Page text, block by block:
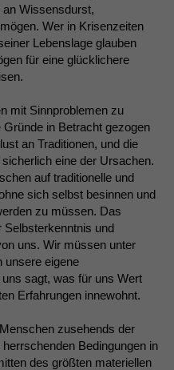
Wissensdurst,
Wer in Krisenzeiten
Lebenslage glauben
für eine glücklichere
mit Sinnproblemen zu
in Betracht gezogen
an Traditionen, und die
eine der Ursachen.
auf traditionelle und
sich selbst besinnen und
zu müssen. Das
Selbsterkenntnis und
uns. Wir müssen unter
unsere eigene
sagt, was für uns Wert
Erfahrungen innewohnt.
zusehends der
Bedingungen in
des größten materiellen